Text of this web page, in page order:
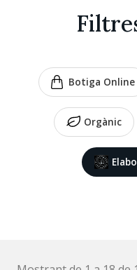
Botiga Online
Orgànic